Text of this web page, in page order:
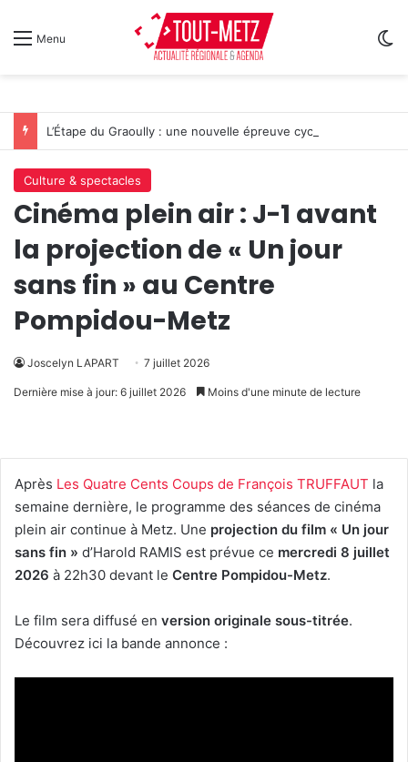
Menu
Culture & spectacles
Cinéma plein air : J-1 avant
la projection de « Un jour
sans fin » au Centre
Pompidou-Metz
Joscelyn LAPART 7 juillet 2026
Dernière mise à jour: 6 juillet 2026 Moins d'une minute de lecture
Après Les Quatre Cents Coups de François TRUFFAUT la
semaine dernière, le programme des séances de cinéma
plein air continue à Metz. Une projection du film « Un jour
sans fin » d’Harold RAMIS est prévue ce mercredi 8 juillet
2026 à 22h30 devant le Centre Pompidou-Metz.
Le film sera diffusé en version originale sous-titrée.
Découvrez ici la bande annonce :